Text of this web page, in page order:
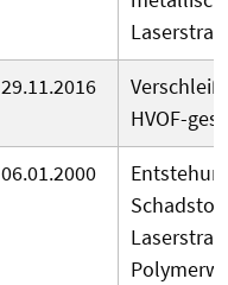
29.11.2016
HVOF-
06.01.2000